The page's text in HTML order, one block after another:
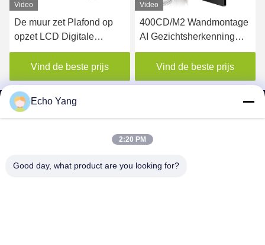
Video
400CD/M2 Wandmontage
AI Gezichtsherkenning
LCD Advertentie lift
digitaal borden display
Vind de beste prijs
450nits LCD-advertentie-
display Digitaal poster
Vind de beste prijs
SHENZHEN MERCEDESTECHNOLOGY CO.,
Echo Yang
2:20 PM
Good day, what product are you looking for?